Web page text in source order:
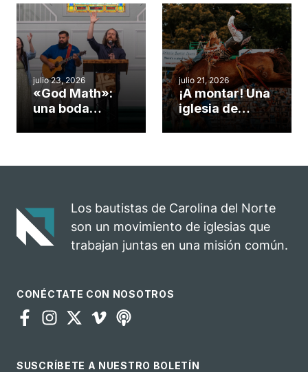
Cary se
convirtió en un
insólito campo
misionero te
cuento
obra de Dios
durante la
Semana
ServeNC
julio 23, 2026
«God Math»:
una boda
celebra el
julio 21, 2026
¡A montar! Una
iglesia de
rodeo anual en
para el
ministerio
Los bautistas de Carolina del Norte
son un movimiento de iglesias que
trabajan juntas en una misión común.
CONÉCTATE CON NOSOTROS
SUSCRÍBETE A NUESTRO BOLETÍN